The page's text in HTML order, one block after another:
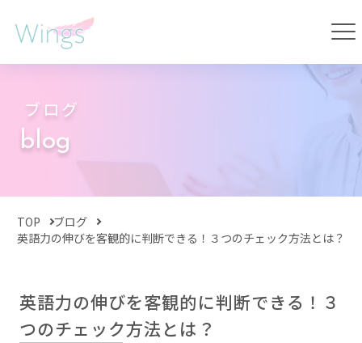
ブログ
blog
TOP
ブログ
英語力の伸びを客観的に判断できる！３つのチェック方法とは？
英語力の伸びを客観的に判断できる！３
つのチェック方法とは？